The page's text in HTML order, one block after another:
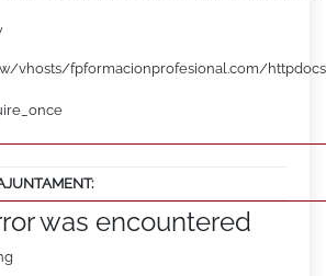
vhosts/fpformacionprofesional.com/
was encountered